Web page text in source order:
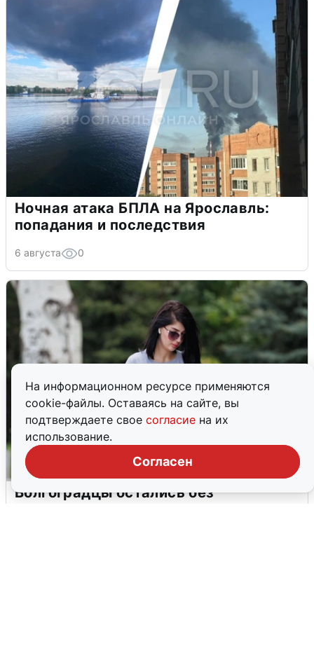
На информационном ресурсе применяются
cookie-файлы. Оставаясь на сайте, вы
подтверждаете свое согласие на их
использование.
Согласен
Ночная атака БПЛА на Ярославль:
попадания и последствия
6 августа 0
Волгоградцы остались без